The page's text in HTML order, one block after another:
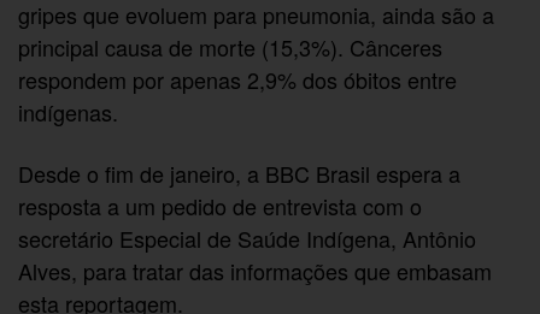
gripes que evoluem para pneumonia, ainda são a
principal causa de morte (15,3%). Cânceres
respondem por apenas 2,9% dos óbitos entre
indígenas.
Desde o fim de janeiro, a BBC Brasil espera a
resposta a um pedido de entrevista com o
secretário Especial de Saúde Indígena, Antônio
Alves, para tratar das informações que embasam
esta reportagem.